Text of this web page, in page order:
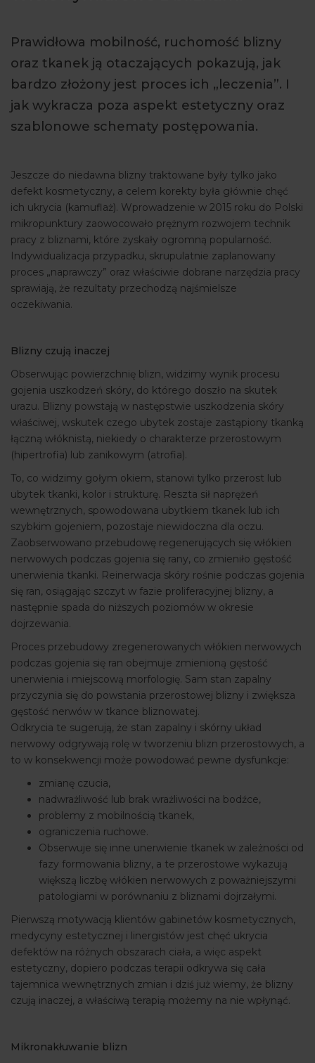
WYDARZENIA
Prawidłowa mobilność, ruchomość blizny
oraz tkanek ją otaczających pokazują, jak
bardzo złożony jest proces ich „leczenia”. I
jak wykracza poza aspekt estetyczny oraz
szablonowe schematy postępowania.
Jeszcze do niedawna blizny traktowane były tylko jako
defekt kosmetyczny, a celem korekty była głównie chęć
ich ukrycia (kamuflaż). Wprowadzenie w 2015 roku do Polski
mikropunktury zaowocowało prężnym rozwojem technik
pracy z bliznami, które zyskały ogromną popularność.
Indywidualizacja przypadku, skrupulatnie zaplanowany
proces „naprawczy” oraz właściwie dobrane narzędzia pracy
sprawiają, że rezultaty przechodzą najśmielsze
oczekiwania.
Blizny czują inaczej
Obserwując powierzchnię blizn, widzimy wynik procesu
gojenia uszkodzeń skóry, do którego doszło na skutek
urazu. Blizny powstają w następstwie uszkodzenia skóry
właściwej, wskutek czego ubytek zostaje zastąpiony tkanką
łączną włóknistą, niekiedy o charakterze przerostowym
(hipertrofia) lub zanikowym (atrofia).
To, co widzimy gołym okiem, stanowi tylko przerost lub
ubytek tkanki, kolor i strukturę. Reszta sił naprężeń
wewnętrznych, spowodowana ubytkiem tkanek lub ich
szybkim gojeniem, pozostaje niewidoczna dla oczu.
Zaobserwowano przebudowę regenerujących się włókien
nerwowych podczas gojenia się rany, co zmieniło gęstość
unerwienia tkanki. Reinerwacja skóry rośnie podczas gojenia
się ran, osiągając szczyt w fazie proliferacyjnej blizny, a
następnie spada do niższych poziomów w okresie
dojrzewania.
Proces przebudowy zregenerowanych włókien nerwowych
podczas gojenia się ran obejmuje zmienioną gęstość
unerwienia i miejscową morfologię. Sam stan zapalny
przyczynia się do powstania przerostowej blizny i zwiększa
gęstość nerwów w tkance bliznowatej.
Odkrycia te sugerują, że stan zapalny i skórny układ
nerwowy odgrywają rolę w tworzeniu blizn przerostowych, a
to w konsekwencji może powodować pewne dysfunkcje:
zmianę czucia,
nadwrażliwość lub brak wrażliwości na bodźce,
problemy z mobilnością tkanek,
ograniczenia ruchowe.
Obserwuje się inne unerwienie tkanek w zależności od
fazy formowania blizny, a te przerostowe wykazują
większą liczbę włókien nerwowych z poważniejszymi
patologiami w porównaniu z bliznami dojrzałymi.
Pierwszą motywacją klientów gabinetów kosmetycznych,
medycyny estetycznej i linergistów jest chęć ukrycia
defektów na różnych obszarach ciała, a więc aspekt
estetyczny, dopiero podczas terapii odkrywa się cała
tajemnica wewnętrznych zmian i dziś już wiemy, że blizny
czują inaczej, a właściwą terapią możemy na nie wpłynąć.
Mikronakłuwanie blizn